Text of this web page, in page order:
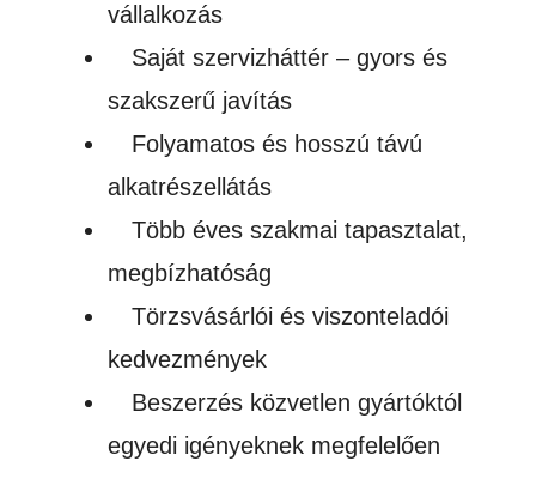
vállalkozás
Saját szervizháttér – gyors és
szakszerű javítás
Folyamatos és hosszú távú
alkatrészellátás
Több éves szakmai tapasztalat,
megbízhatóság
Törzsvásárlói és viszonteladói
kedvezmények
Beszerzés közvetlen gyártóktól
egyedi igényeknek megfelelően